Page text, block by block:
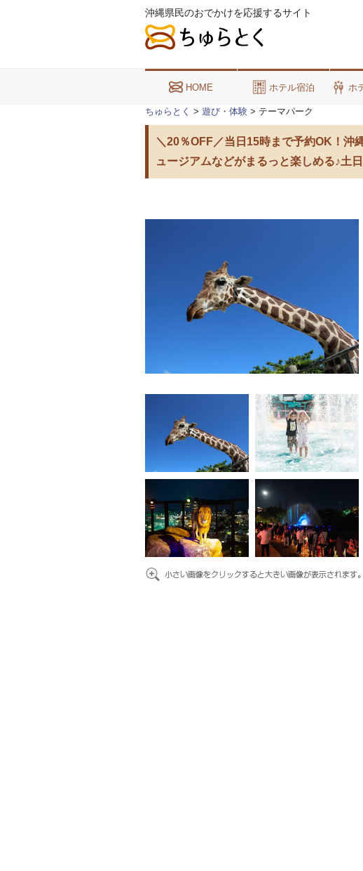
沖縄県民のおでかけを応援するサイト
HOME ホテル宿泊 ホ
ちゅらとく > 遊び・体験 > テーマパーク
＼20％OFF／当日15時まで予約OK！沖
ュージアムなどがまるっと楽しめる♪土